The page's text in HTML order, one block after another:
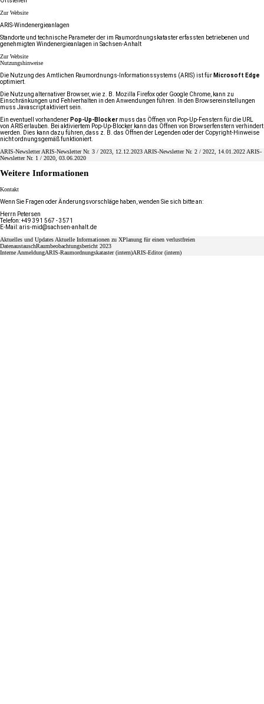
Zur Website
ARIS-​Windenergieanlagen
Standorte und technische Parameter der im Raumordnungskataster erfassten betriebenen und
genehmigten Windenergieanlagen in Sachsen-​Anhalt
Zur Website
Nutzungshinweise
Die Nutzung des Amtlichen Raumordnungs-​Informationssystems (ARIS) ist für Microsoft Edge
optimiert.
Die Nutzung alternativer Browser, wie z. B. Mozilla Firefox oder Google Chrome, kann zu
Einschränkungen und Fehlverhalten in den Anwendungen führen. In den Browsereinstellungen
muss Javascript aktiviert sein.
Ein eventuell vorhandener Pop-​Up-Blocker muss das Öffnen von Pop-​Up-Fenstern für die URL
von ARIS erlauben. Bei aktiviertem Pop-​Up-Blocker kann das Öffnen von Browserfenstern verhindert
werden. Dies kann dazu führen, dass z. B. das Öffnen der Legenden oder der Copyright-​Hinweise
nicht ordnungsgemäß funktioniert.
ARIS-NewsletterARIS-​Newsletter Nr. 3 / 2023, 12.12.2023 ARIS-​Newsletter Nr. 2 / 2022, 14.01.2022 ARIS-​
Newsletter Nr. 1 / 2020, 03.06.2020
Weitere Informationen
Kontakt
Wenn Sie Fragen oder Änderungsvorschläge haben, wenden Sie sich bitte an:
Herrn Petersen
Telefon:+49 391 567 - 3571
E-​Mail:aris-mid@sachsen-anhalt.de
Aktuelles und Updates Aktuelle Informationen zu XPlanung für einen verlustfreien
DatenaustauschRaumbeobachtungsbericht 2023
Interne AnmeldungARIS-Raumordnungskataster (intern)ARIS-Editor (intern)